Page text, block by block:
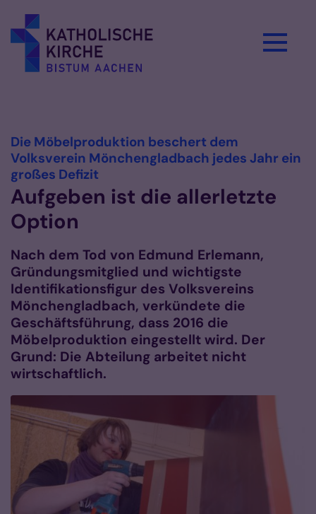
Die Möbelproduktion beschert dem
Volksverein Mönchengladbach jedes Jahr ein
großes Defizit
Aufgeben ist die allerletzte
Option
Nach dem Tod von Edmund Erlemann,
Gründungsmitglied und wichtigste
Identifikationsfigur des Volksvereins
Mönchengladbach, verkündete die
Geschäftsführung, dass 2016 die
Möbelproduktion eingestellt wird. Der
Grund: Die Abteilung arbeitet nicht
wirtschaftlich.